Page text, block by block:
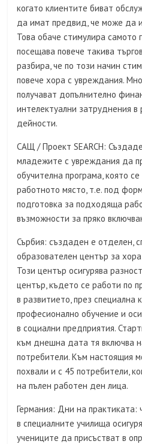
когато клиентите биват
да имат предвид, че може да
Това обаче стимулира
посещава повече такива
разбира, че по този начин
повече хора с увреждания.
получават допълнително
интелектуални затруднения в
дейности.
САЩ / Проект SEARCH:
младежите с увреждания да
обучителна програма, която
работното място, т.е. под
подготовка за подходяща
възможности за пряко
Сърбия: създаден е отделен,
образователен център за
Този център осигурява
център, където се работи по
в развитието, през специална
професионално обучение и
в социални предприятия.
към днешна дата тя включва
потребители. Към настоящия
похвали и с 45 потребители,
на пълен работен ден лица.
Германия: Дни на практиката:
в специалните училища
учениците да присъстват в